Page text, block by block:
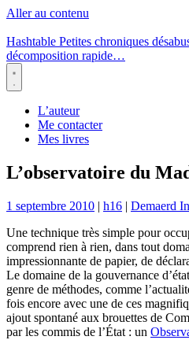
Aller au contenu
Hashtable Petites chroniques
décomposition rapide…
Menu
L’auteur
Me contacter
Mes livres
L’observatoire du
1 septembre 2010 | h16 | Demaerd
Une technique très simple pour
comprend rien à rien, dans tout
impressionnante de papier, de
Le domaine de la gouvernance
genre de méthodes, comme
fois encore avec une de ces
ajout spontané aux brouettes de
par les commis de l’État : un